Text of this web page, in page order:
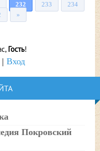
232 233 234
»
, Гость!
Вход
Покровский